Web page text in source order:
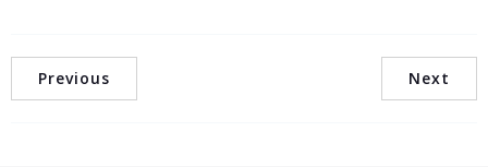
Previous Next